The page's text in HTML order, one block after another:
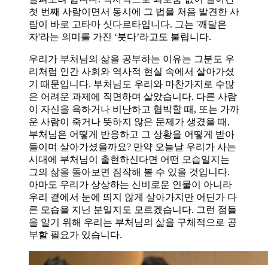
첫 번째 사람이면서 동시에 그 법을 처음 발견한 사
람이 바로 고타마 싯다르타입니다. 그는 '깨달은
자'라는 의미를 가진 ‘붓다’라고도 불립니다.
우리가 부처님의 삶을 공부하는 이유는 그분도 우
리처럼 인간 사회와 역사적 현실 속에서 살아가셨
기 때문입니다. 부처님도 우리와 마찬가지로 수많
은 어려운 과제에 직면하며 살았습니다. 다른 사람
이 자신을 욕하거나 비난하고 협박할 때, 또는 가까
운 사람이 죽거나 뜻하지 않은 문제가 생겼을 때,
부처님은 어떻게 반응하고 그 상황을 어떻게 받아
들이며 살아가셨을까요? 만약 오늘날 우리가 사는
시대에 부처님이 출현하신다면 어떤 모습일지는
그의 삶을 돌아보면 짐작해 볼 수 있을 것입니다.
아마도 우리가 상상하는 신비로운 인물이 아니라
우리 곁에서 눈에 띄지 않게 살아가지만 어딘가 다
른 모습을 지닌 분일지도 모르겠습니다. 그런 점들
을 알기 위해 우리는 부처님의 삶을 구체적으로 공
부할 필요가 있습니다.